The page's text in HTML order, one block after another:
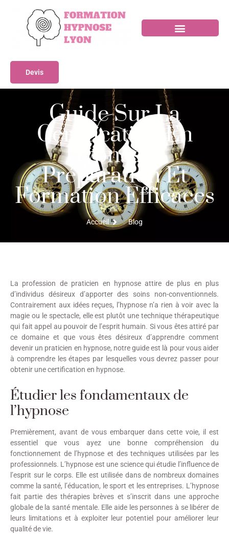
Devis
Guide Sur La
Certification En
Hypnose :
Préparation Et
Formation Efficaces
Accueil Blog
La profession de praticien en hypnose attire de plus en plus
d’individus désireux d’apporter des soins non-conventionnels.
Contrairement aux idées reçues, l’hypnose n’a rien à voir avec la
magie ou le spectacle, elle est plutôt une technique thérapeutique
qui fait appel au pouvoir de l’esprit humain. Si vous êtes attiré par
ce domaine et que vous êtes désireux d’apprendre comment
devenir un praticien en hypnose, notre guide est là pour vous aider
à comprendre les étapes par lesquelles vous devrez passer pour
obtenir une certification en hypnose.
Étudier les fondamentaux de
l’hypnose
Premièrement, avant de vous embarquer dans cette voie, il est
essentiel que vous ayez une bonne compréhension du
fonctionnement de l’hypnose et des techniques utilisées par les
professionnels. L’hypnose est une science qui étudie l’influence de
l’esprit sur le corps. Elle est utilisée dans de nombreux domaines
comme la santé, l’éducation, le sport et les entreprises. L’hypnose
fait partie des thérapies brèves et s’inscrit dans une approche
globale de la santé mentale. Elle aide les personnes à se libérer de
leurs limitations et à exploiter leur potentiel pour améliorer leur
qualité de vie.